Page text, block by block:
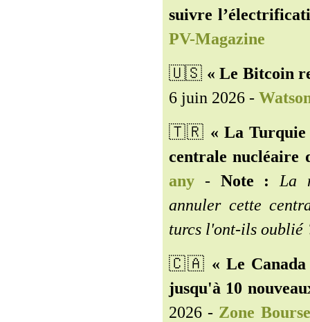
suivre
PV-Magazine
🇺🇸️ « Le Bitcoin
6 juin 2026 -
🇹🇷️ « La Turquie
centrale nucléaire
any - Note : La
annuler cette
turcs l'ont-ils oublié
🇨🇦️ « Le
jusqu'à 10
2026 - Zone Bourse